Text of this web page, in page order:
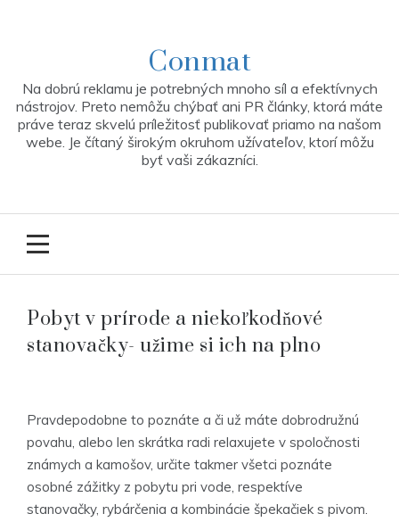
Conmat
Na dobrú reklamu je potrebných mnoho síl a efektívnych
nástrojov. Preto nemôžu chýbať ani PR články, ktorá máte
práve teraz skvelú príležitosť publikovať priamo na našom
webe. Je čítaný širokým okruhom užívateľov, ktorí môžu
byť vaši zákazníci.
Pobyt v prírode a niekoľkodňové
stanovačky- užime si ich na plno
Pravdepodobne to poznáte a či už máte dobrodružnú
povahu, alebo len skrátka radi relaxujete v spoločnosti
známych a kamošov, určite takmer všetci poznáte
osobné zážitky z pobytu pri vode, respektíve
stanovačky, rybárčenia a kombinácie špekačiek s pivom.